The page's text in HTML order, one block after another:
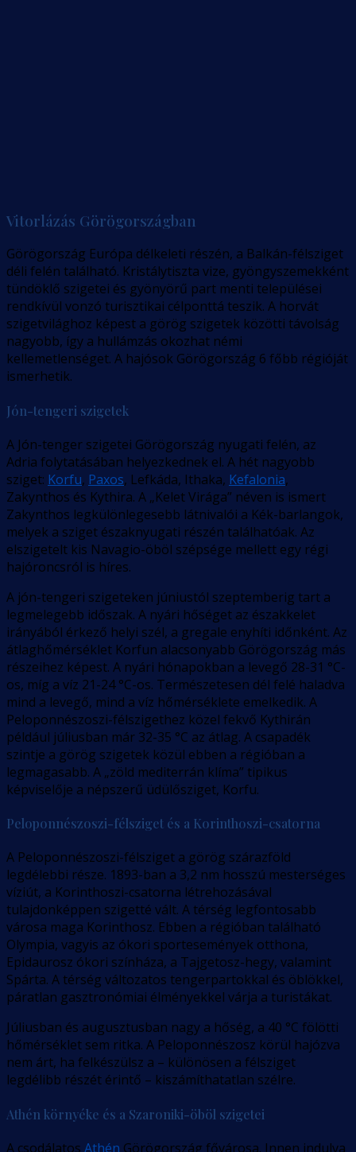
Vitorlázás Görögországban
Görögország Európa délkeleti részén, a Balkán-félsziget
déli felén található. Kristálytiszta vize, gyöngyszemekként
tündöklő szigetei és gyönyörű part menti települései
rendkívül vonzó turisztikai célponttá teszik. A horvát
szigetvilághoz képest a görög szigetek közötti távolság
nagyobb, így a hullámzás okozhat némi
kellemetlenséget. A hajósok Görögország 6 főbb régióját
ismerhetik.
Jón-tengeri szigetek
A Jón-tenger szigetei Görögország nyugati felén, az
Adria folytatásában helyezkednek el. A hét nagyobb
sziget: Korfu, Paxos, Lefkáda, Ithaka, Kefalonia,
Zakynthos és Kythira. A „Kelet Virága” néven is ismert
Zakynthos legkülönlegesebb látnivalói a Kék-barlangok,
melyek a sziget északnyugati részén találhatóak. Az
elszigetelt kis Navagio-öböl szépsége mellett egy régi
hajóroncsról is híres.
A jón-tengeri szigeteken júniustól szeptemberig tart a
legmelegebb időszak. A nyári hőséget az északkelet
irányából érkező helyi szél, a gregale enyhíti időnként. Az
átlaghőmérséklet Korfun alacsonyabb Görögország más
részeihez képest. A nyári hónapokban a levegő 28-31 °C-
os, míg a víz 21-24 °C-os. Természetesen dél felé haladva
mind a levegő, mind a víz hőmérséklete emelkedik. A
Peloponnészoszi-félszigethez közel fekvő Kythirán
például júliusban már 32-35 °C az átlag. A csapadék
szintje a görög szigetek közül ebben a régióban a
legmagasabb. A „zöld mediterrán klíma” tipikus
képviselője a népszerű üdülősziget, Korfu.
Peloponnészoszi-félsziget és a Korinthoszi-csatorna
A Peloponnészoszi-félsziget a görög szárazföld
legdélebbi része. 1893-ban a 3,2 nm hosszú mesterséges
víziút, a Korinthoszi-csatorna létrehozásával
tulajdonképpen szigetté vált. A térség legfontosabb
városa maga Korinthosz. Ebben a régióban található
Olympia, vagyis az ókori sportesemények otthona,
Epidaurosz ókori színháza, a Tajgetosz-hegy, valamint
Spárta. A térség változatos tengerpartokkal és öblökkel,
páratlan gasztronómiai élményekkel várja a turistákat.
Júliusban és augusztusban nagy a hőség, a 40 °C fölötti
hőmérséklet sem ritka. A Peloponnészosz körül hajózva
nem árt, ha felkészülsz a – különösen a félsziget
legdélibb részét érintő – kiszámíthatatlan szélre.
Athén környéke és a Szaroniki-öböl szigetei
A csodálatos Athén Görögország fővárosa. Innen indulva